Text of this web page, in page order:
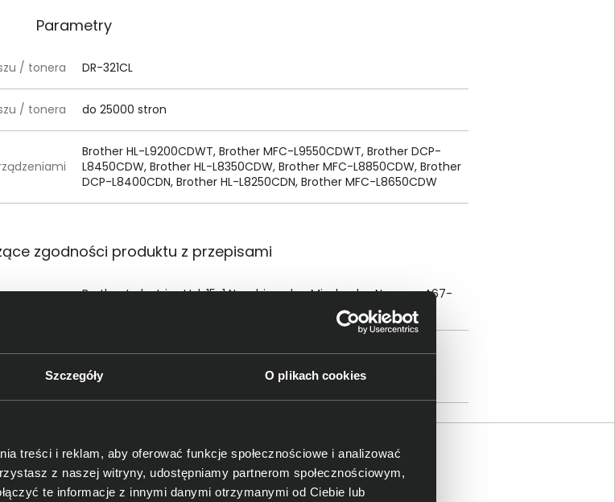
Szczegóły O plikach cookies
treści i reklam, aby oferować funkcje społecznościowe i analizować
z naszej witryny, udostępniamy partnerom społecznościowym,
te informacje z innymi danymi otrzymanymi od Ciebie lub
Parametry
/ tonera DR-321CL
/ tonera do 25000 stron
Brother HL-L9200CDWT, Brother MFC-L9550CDWT, Brother DCP-
L8450CDW, Brother HL-L8350CDW, Brother MFC-L8850CDW, Brother
DCP-L8400CDN, Brother HL-L8250CDN, Brother MFC-L8650CDW
zgodności produktu z przepisami
Brother Industries Ltd; 15-1 Naeshiro-cho, Mizuho-ku, Nagoya, 467-
Brother International (Nederland) B.V.; Zanderij 25, 1185 ZM
Amstelveen, The Netherlands; +44 161 931 4820,
support@brother.com